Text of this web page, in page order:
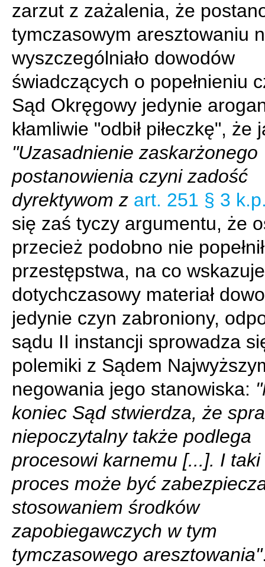
zarzut z zażalenia, że
tymczasowym aresztowaniu
wyszczególniało dowodów
świadczących o popełnieniu
Sąd Okręgowy jedynie
kłamliwie "odbił piłeczkę", że
"Uzasadnienie zaskarżonego
postanowienia czyni zadość
dyrektywom z art. 251 § 3
się zaś tyczy argumentu, że
przecież podobno nie popełnił
przestępstwa, na co wskazuje
dotychczasowy materiał
jedynie czyn zabroniony,
sądu II instancji sprowadza
polemiki z Sądem
negowania jego stanowiska:
koniec Sąd stwierdza, że
niepoczytalny także podlega
procesowi karnemu [...]. I taki
proces może być
stosowaniem środków
zapobiegawczych w tym
tymczasowego aresztowania"